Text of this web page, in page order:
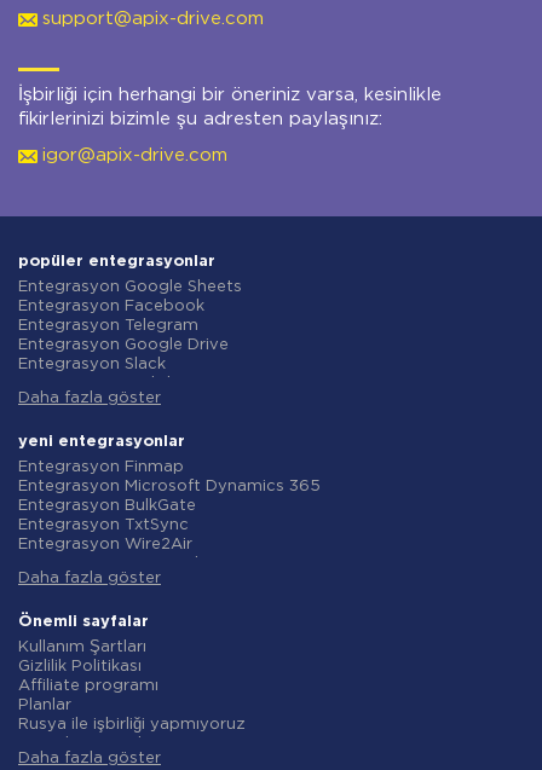
support@apix-drive.com
İşbirliği için herhangi bir öneriniz varsa, kesinlikle
fikirlerinizi bizimle şu adresten paylaşınız:
igor@apix-drive.com
popüler entegrasyonlar
Entegrasyon Google Sheets
Entegrasyon Facebook
Entegrasyon Telegram
Entegrasyon Google Drive
Entegrasyon Slack
Entegrasyon Gmail
Entegrasyon ClickUp
Entegrasyon Airtable
Entegrasyon Google Contacts
Entegrasyon OpenAI (ChatGPT)
Entegrasyon Instagram
Entegrasyon ActiveCampaign
Entegrasyon Typeform
Entegrasyon Salesforce CRM
Entegrasyon Notion
Entegrasyon AWeber
Entegrasyon Asana
Entegrasyon ZOHO CRM
Entegrasyon Webhooks
Entegrasyon GetResponse
Entegrasyon WooCommerce
Daha fazla göster
yeni entegrasyonlar
Entegrasyon Finmap
Entegrasyon Microsoft Dynamics 365
Entegrasyon BulkGate
Entegrasyon TxtSync
Entegrasyon Wire2Air
Entegrasyon Infobip
Entegrasyon AtomPark
Entegrasyon TXTImpact
Entegrasyon Campaign Monitor
Entegrasyon CM.com
Entegrasyon D7 Networks
Entegrasyon SMS.to
Entegrasyon SMSGlobal
Entegrasyon Textlocal
Daha fazla göster
Önemli sayfalar
Kullanım Şartları
Gizlilik Politikası
Affiliate programı
Planlar
Rusya ile işbirliği yapmıyoruz
iade politikasi
Daha fazla göster